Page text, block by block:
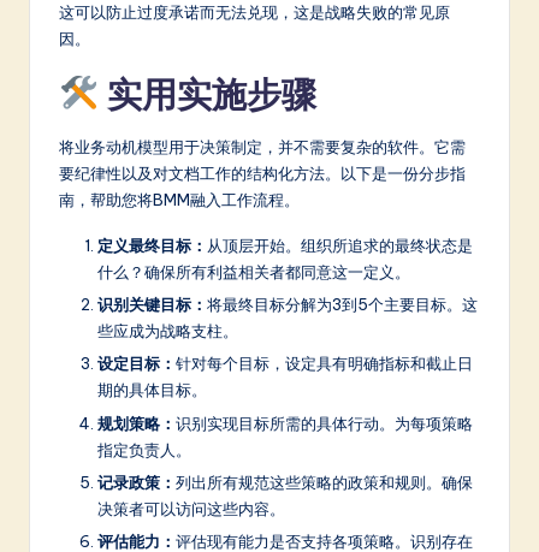
这可以防止过度承诺而无法兑现，这是战略失败的常见原
因。
实用实施步骤
将业务动机模型用于决策制定，并不需要复杂的软件。它需
要纪律性以及对文档工作的结构化方法。以下是一份分步指
南，帮助您将BMM融入工作流程。
定义最终目标： 从顶层开始。组织所追求的最终状态是
什么？确保所有利益相关者都同意这一定义。
识别关键目标： 将最终目标分解为3到5个主要目标。这
些应成为战略支柱。
设定目标： 针对每个目标，设定具有明确指标和截止日
期的具体目标。
规划策略： 识别实现目标所需的具体行动。为每项策略
指定负责人。
记录政策： 列出所有规范这些策略的政策和规则。确保
决策者可以访问这些内容。
评估能力： 评估现有能力是否支持各项策略。识别存在